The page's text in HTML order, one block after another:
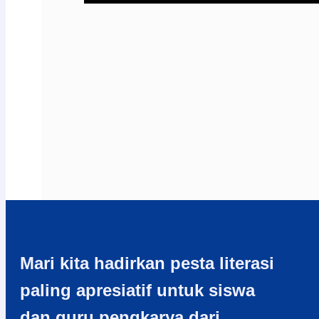
Mari kita hadirkan pesta literasi
paling apresiatif untuk siswa